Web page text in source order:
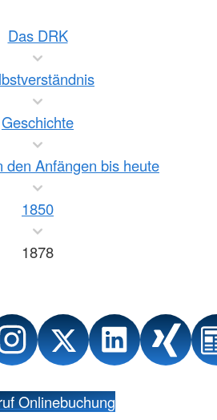
Das DRK
Geschichte
den Anfängen bis heute
1850
1878
Onlinebuchung